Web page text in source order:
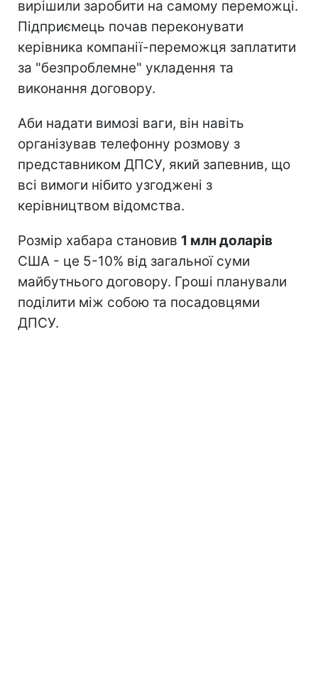
вирішили заробити на самому переможці.
Підприємець почав переконувати
керівника компанії-переможця заплатити
за "безпроблемне" укладення та
виконання договору.
Аби надати вимозі ваги, він навіть
організував телефонну розмову з
представником ДПСУ, який запевнив, що
всі вимоги нібито узгоджені з
керівництвом відомства.
Розмір хабара становив 1 млн доларів
США - це 5-10% від загальної суми
майбутнього договору. Гроші планували
поділити між собою та посадовцями
ДПСУ.